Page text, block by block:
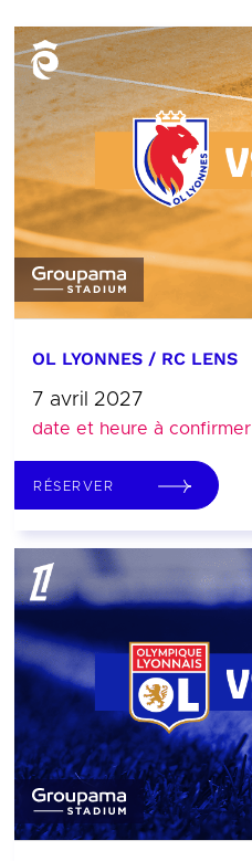
OL LYONNES / RC LENS
7 avril 2027
date et heure à confirmer
RÉSERVER